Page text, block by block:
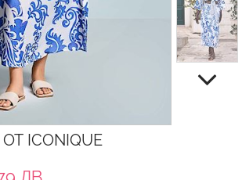
ICONIQUE